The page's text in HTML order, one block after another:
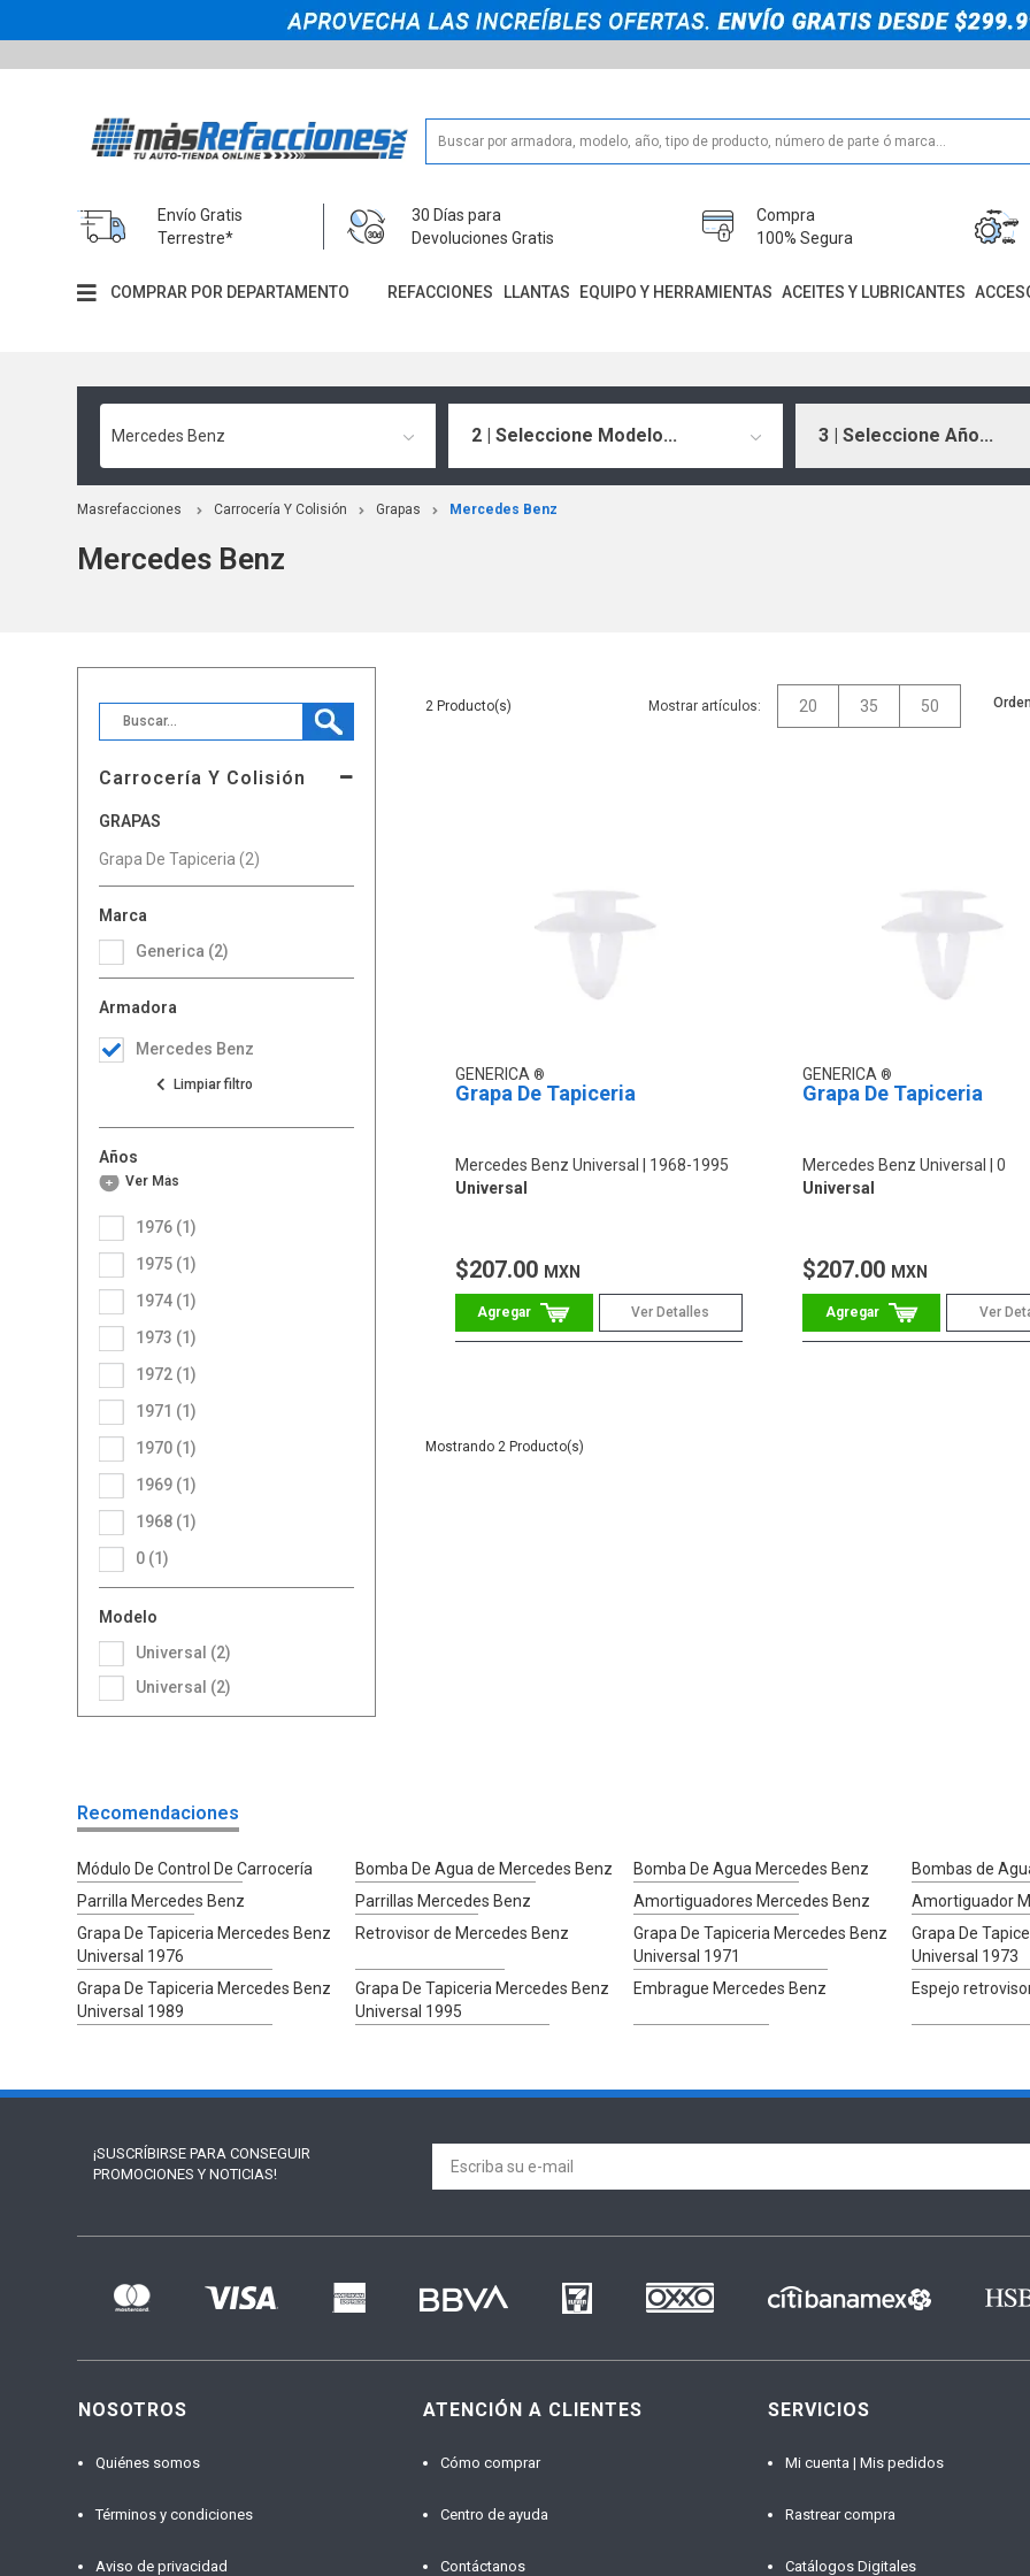
Envío Gratis
Terrestre*
30 Días para
Devoluciones Gratis
Compra
100% Segura
COMPRAR POR DEPARTAMENTO REFACCIONES LLANTAS EQUIPO Y HERRAMIENTAS ACEITES Y LUBRICANTES
Mercedes Benz 2 | Seleccione Modelo... 3 | Seleccione Año...
Masrefacciones Carrocería Y Colisión Grapas Mercedes Benz
Mercedes Benz
Carrocería Y Colisión
GRAPAS
Grapa De Tapiceria (2)
Marca
Generica (2)
Armadora
Mercedes Benz
Modelo
Universal (2)
Universal (2)
Años
0 (1)
1968 (1)
1969 (1)
1970 (1)
1971 (1)
1972 (1)
1973 (1)
1974 (1)
1975 (1)
1976 (1)
Ver Más
2 Mostrar artículos: 20 35 50
GENERICA
Grapa De Tapiceria
Mercedes Benz Universal
1968-1995
Universal
$207.00 MXN
Ver Detalles
GENERICA
Grapa De Tapiceria
Mercedes Benz Universal
0
Universal
$207.00 MXN
Ver
2
Recomendaciones
Módulo De Control De Carrocería Bomba De Agua de Mercedes Benz Bomba De Agua Mercedes Benz Bombas de
Parrilla Mercedes Benz
Parrillas Mercedes Benz Amortiguadores Mercedes Benz Amortiguador
Grapa De Tapiceria Mercedes Benz
Universal 1976
Retrovisor de Mercedes Benz
Grapa De Tapiceria Mercedes Benz
Universal 1971
Grapa De
Universal 1973
Grapa De Tapiceria Mercedes Benz
Universal 1989
Grapa De Tapiceria Mercedes Benz
Universal 1995
Embrague Mercedes Benz Espejo
¡SUSCRÍBIRSE PARA CONSEGUIR
PROMOCIONES Y NOTICIAS!
NOSOTROS
Quiénes somos
Términos y condiciones
Aviso de privacidad
ATENCIÓN A CLIENTES
Cómo comprar
Centro de ayuda
Contáctanos
SERVICIOS
Mi cuenta | Mis pedidos
Rastrear compra
Catálogos Digitales